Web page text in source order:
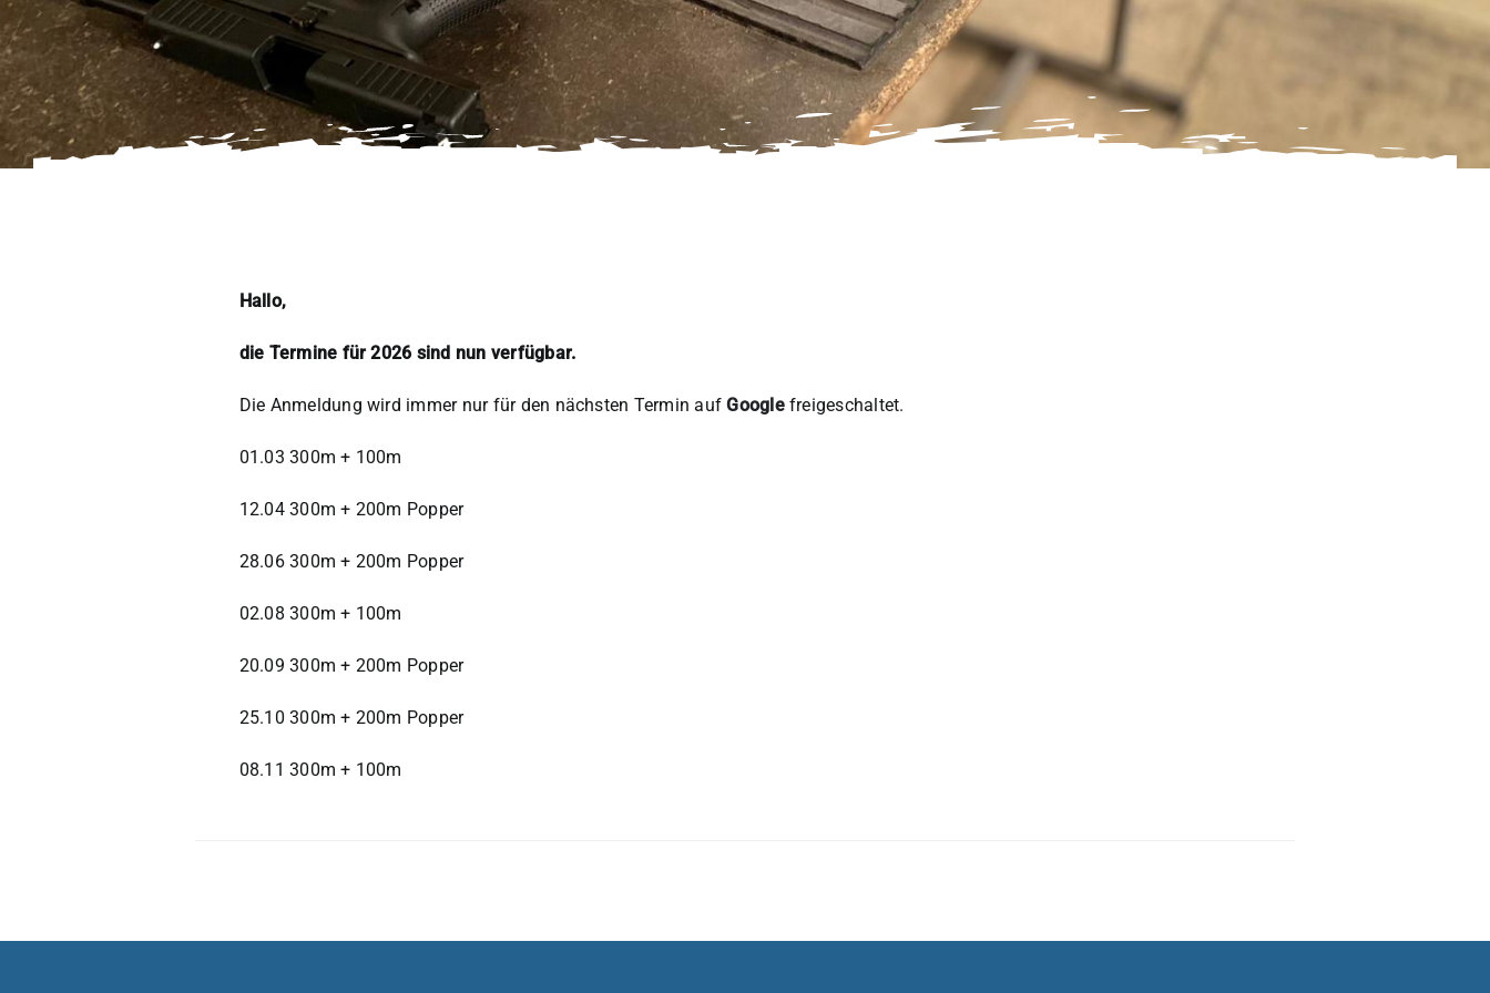
Hallo,
die Termine für 2026 sind nun verfügbar.
Die Anmeldung wird immer nur für den nächsten Termin aufGooglefreigeschaltet.
01.03 300m + 100m
12.04 300m + 200m Popper
28.06 300m + 200m Popper
02.08 300m + 100m
20.09 300m + 200m Popper
25.10 300m + 200m Popper
08.11 300m + 100m